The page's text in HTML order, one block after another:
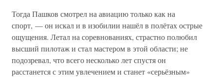
Тогда Пашков смотрел на авиацию только как на
спорт, — он искал и в изобилии нашёл в полётах острые
ощущения. Летал на соревнованиях, страстно полюбил
высший пилотаж и стал мастером в этой области; не
подозревал, что всего несколько лет спустя он
расстанется с этим увлечением и станет «серьёзным»